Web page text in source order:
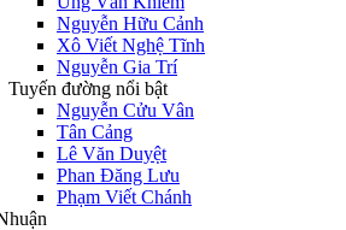
Nguyễn Hữu Cảnh
Xô Viết Nghệ Tĩnh
Nguyễn Gia Trí
Tuyến đường nổi bật
Nguyễn Cửu Vân
Tân Cảng
Lê Văn Duyệt
Phan Đăng Lưu
Phạm Viết Chánh